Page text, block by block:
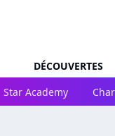
DÉCOUVERTES
Star Academy